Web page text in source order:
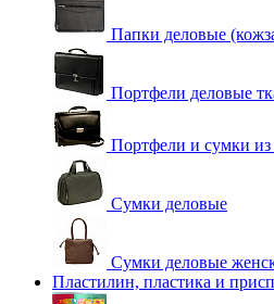
Папки деловые
Портфели деловые
Портфели и сумки из
Сумки деловые
Сумки деловые
Пластилин, пластика и